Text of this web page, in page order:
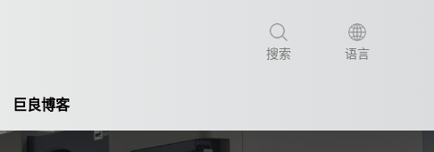
搜索 语言
巨良博客